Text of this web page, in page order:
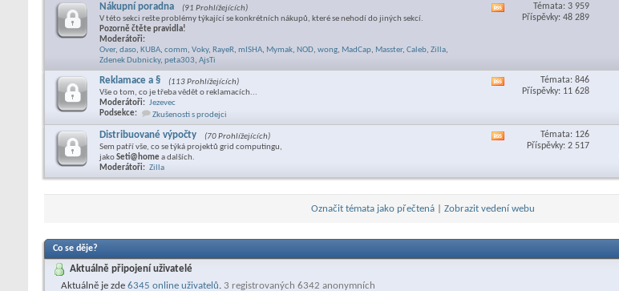
Nákupní poradna
(91 Prohlížejících)
V této sekci rešte problémy týkající se konkrétních nákupů, které se nehodí do jiných sekcí.
Pozorně čtěte pravidla!
Moderátoři:
Over, daso, KUBA, comm, Voky, RayeR, mISHA, Mymak, NOD, wong, MadCap, Masster, Caleb, Zilla,
Zdenek Dubnicky, peta303, AjsTi
ZobrazitTémata: 3 959
Příspěvky: 48 289
Reklamace a §
(113 Prohlížejících)
Vše o tom, co je třeba vědět o reklamacích...
Moderátoři: Jezevec
Podsekce:
Zkušenosti s prodejci
Témata: 846
Příspěvky: 11 628
Distribuované výpočty
(70 Prohlížejících)
Sem patří vše, co se týká projektů grid computingu,
jakoSeti@homea dalších.
Moderátoři: Zilla
Témata: 126
Příspěvky: 2 517
Označit témata jako přečtená| Zobrazit vedení webu
Co se děje?
Aktuálně připojení uživatelé
Aktuálně je zde 6345 online uživatelů. 3 registrovaných 6342 anonymních